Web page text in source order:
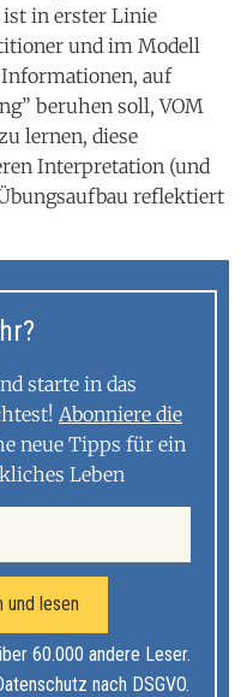
in erster Linie
und im Modell
auf
beruhen soll, VOM
lernen, diese
Interpretation (und
reflektiert
starte in das
Abonniere die
neue Tipps für ein
Leben
und lesen
60.000 andere Leser.
nach DSGVO.